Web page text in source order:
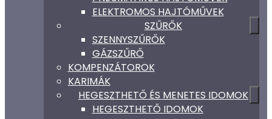
ELEKTROMOS HAJTÓMŰVEK
SZŰRŐK
SZENNYSZŰRŐK
GÁZSZŰRŐ
KOMPENZÁTOROK
KARIMÁK
HEGESZTHETŐ ÉS MENETES IDOMOK
HEGESZTHETŐ IDOMOK